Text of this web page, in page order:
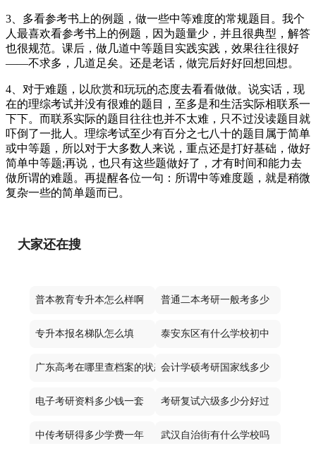
3、多看参考书上的例题，做一些中等难度的常规题目。我个
人最喜欢看参考书上的例题，因为题量少，并且很典型，解答
也很规范。课后，做几道中等题目实践实践，效果往往很好
――不求多，几道足矣。还是老话，做完后好好回想回想。
4、对于难题，以欣赏和玩玩的态度去看看做做。说实话，现
在的理综考试并没有很难的题目，至多是和生活实际相联系一
下下。而联系实际的题目往往也并不太难，只不过没读题目就
吓倒了一批人。理综考试至少有百分之七八十的题目属于简单
或中等题，所以对于大多数人来说，重点还是打好基础，做好
简单中等题;再说，也只有这些题做好了，才有时间和能力去
做所谓的难题。再提醒各位一句：所谓中等难度题，就是稍微
复杂一些的简单题而已。
大家还在搜
普本教育专升本怎么样啊 普通二本考研一般考多少
专升本报名梯队怎么填 泰安东区有什么学校初中
广东高考在哪里查档案的状态会计学硕考研国家线多少
电子考研资料多少钱一套 考研复试六级多少分好过
中传考研得多少学费一年 武汉自治街有什么学校吗